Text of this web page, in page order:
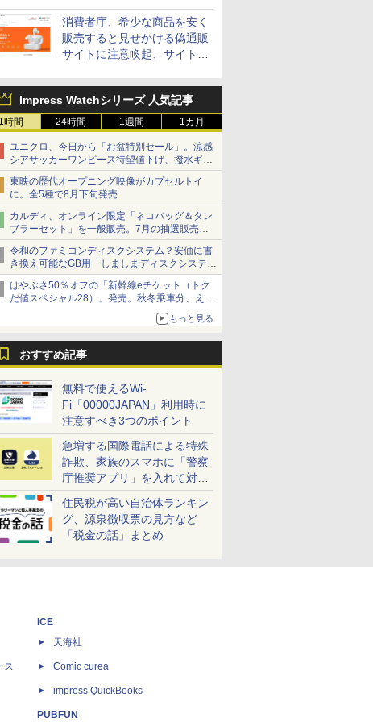
消費者庁、希少な商品を安く
販売すると見せかける偽通販
サイトに注意喚起、サイト名
Impress Watchシリーズ 人気記事
1時間 24時間 1週間 1カ月
ユニクロ、今日から「お盆特別セール」。涼感
シアサッカーワンピース待望値下げ、撥水ギア
ショーツは1990円に
東映の歴代オープニング映像がカプセルトイ
に。全5種で8月下旬発売
カルディ、オンライン限定「ネコバッグ＆タン
ブラーセット」を一般販売。7月の抽選販売の
当選無効分
令和のファミコンディスクシステム？安価に書
き換え可能なGB用「しましまディスクシステ
ム」
はやぶさ50％オフの「新幹線eチケット（トク
だ値スペシャル28）」発売。秋冬乗車分、えき
もっと見る
おすすめ記事
無料で使えるWi-
Fi「00000JAPAN」利用時に
注意すべき3つのポイント
急増する国際電話による特殊
詐欺、家族のスマホに「警察
庁推奨アプリ」を入れて対策
しよう！
住民税が高い自治体ランキン
グ、源泉徴収票の見方など
「税金の話」まとめ
ス
ICE
天海社
Comic curea
impress QuickBooks
PUBFUN